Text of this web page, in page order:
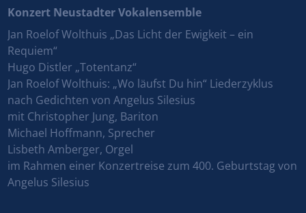
Konzert Neustadter Vokalensemble
Jan Roelof Wolthuis „Das Licht der Ewigkeit – ein
Requiem“
Hugo Distler „Totentanz“
Jan Roelof Wolthuis: „Wo läufst Du hin“ Liederzyklus
nach Gedichten von Angelus Silesius
mit Christopher Jung, Bariton
Michael Hoffmann, Sprecher
Lisbeth Amberger, Orgel
im Rahmen einer Konzertreise zum 400. Geburtstag von
Angelus Silesius